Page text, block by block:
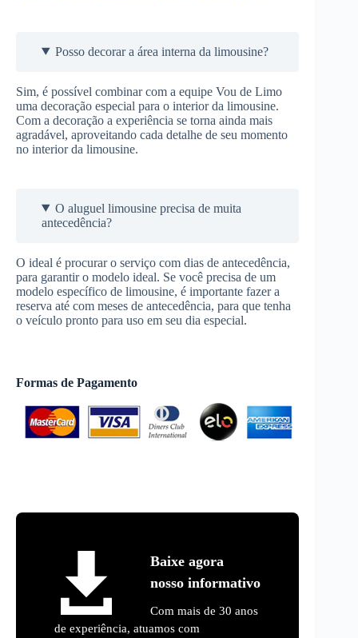
Posso decorar a área interna da limousine?
Sim, é possível combinar com a equipe Vou de Limo
uma decoração especial para o interior da limousine.
Com a decoração a experiência se torna ainda mais
agradável, aproveitando cada detalhe de seu momento
no interior da limousine.
O aluguel limousine precisa de muita
antecedência?
O ideal é procurar o serviço com dias de antecedência,
para garantir o modelo ideal. Se você precisa de um
modelo específico de limousine, é importante fazer a
reserva até com meses de antecedência, para que tenha
o veículo pronto para uso em seu dia especial.
Formas de Pagamento
Baixe agora
nosso informativo
Com mais de 30 anos
de experiência, atuamos com